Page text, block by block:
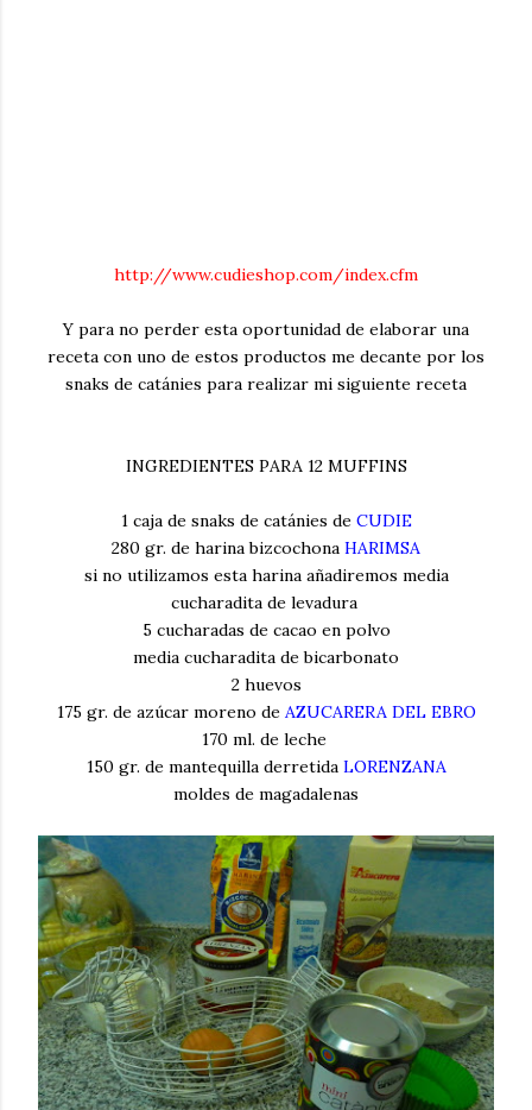
http://www.cudieshop.com/index.cfm
Y para no perder esta oportunidad de elaborar una
receta con uno de estos productos me decante por los
snaks de catánies para realizar mi siguiente receta
INGREDIENTES PARA 12 MUFFINS
1 caja de snaks de catánies deCUDIE
280 gr. de harina bizcochona HARIMSA
si no utilizamos esta harina añadiremos media
cucharadita de levadura
5 cucharadas de cacao en polvo
media cucharadita de bicarbonato
2 huevos
175 gr. de azúcar moreno de AZUCARERA DEL EBRO
170 ml. de leche
150 gr. de mantequilla derretida LORENZANA
moldes de magadalenas